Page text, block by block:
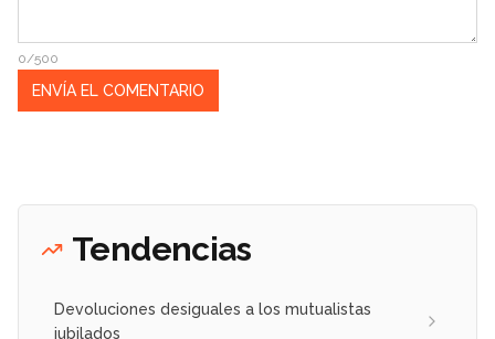
0/500
Tendencias
Devoluciones desiguales a los mutualistas
jubilados